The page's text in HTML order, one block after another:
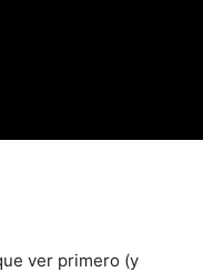
ver primero (y